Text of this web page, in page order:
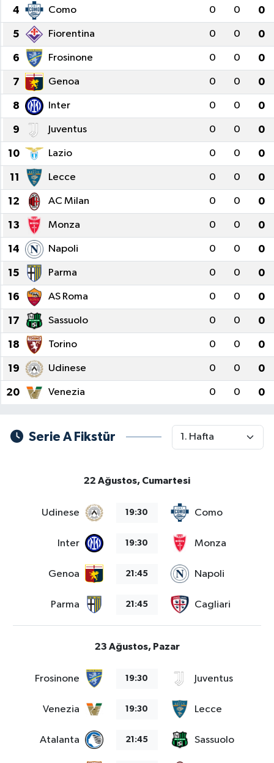
4 Como 0 0 0
5 Fiorentina 0 0 0
6 Frosinone 0 0 0
7 Genoa 0 0 0
8 Inter 0 0 0
9 Juventus 0 0 0
10 Lazio 0 0 0
11 Lecce 0 0 0
12 AC Milan 0 0 0
13 Monza 0 0 0
14 Napoli 0 0 0
15 Parma 0 0 0
16 AS Roma 0 0 0
17 Sassuolo 0 0 0
18 Torino 0 0 0
19 Udinese 0 0 0
20 Venezia 0 0 0
Serie A Fikstür
22 Ağustos, Cumartesi
Udinese 19:30 Como
Inter 19:30 Monza
Genoa 21:45 Napoli
Parma 21:45 Cagliari
23 Ağustos, Pazar
Frosinone 19:30 Juventus
Venezia 19:30 Lecce
Atalanta 21:45 Sassuolo